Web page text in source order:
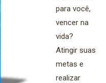
para você,
vencer na
vida?
Atingir suas
metas e
realizar